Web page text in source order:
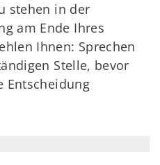
stehen in der
am Ende Ihres
Ihnen: Sprechen
Stelle, bevor
Entscheidung